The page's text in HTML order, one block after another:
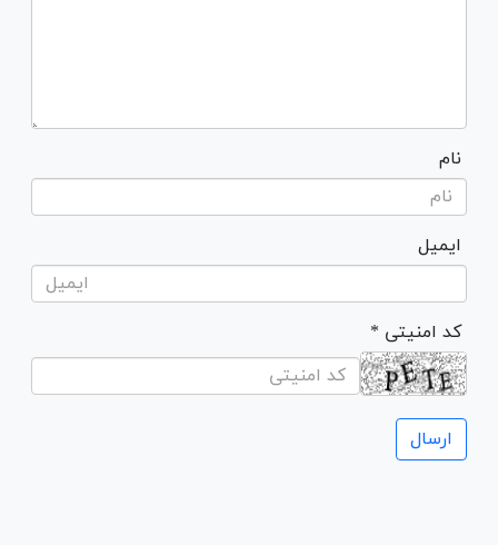
نام
ایمیل
* کد امنیتی